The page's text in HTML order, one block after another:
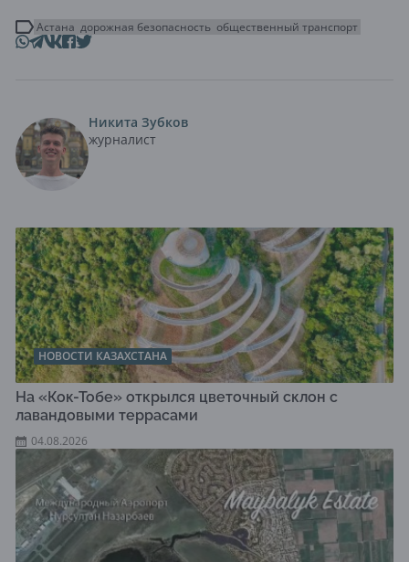
Астана дорожная безопасность общественный транспорт
Никита Зубков
журналист
НОВОСТИ КАЗАХСТАНА
На «Кок-Тобе» открылся цветочный склон с
лавандовыми террасами
04.08.2026